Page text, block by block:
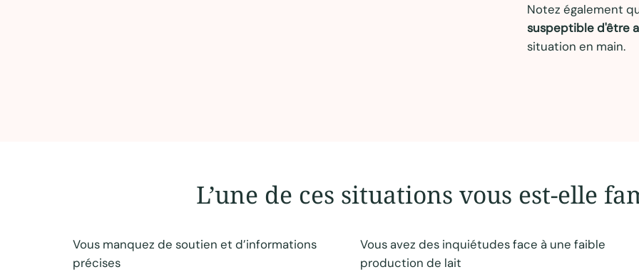
Notez également
suspeptible d'être
situation en main.
L’une de ces situations vous est-elle
Vous manquez de soutien et d’informations
précises
Vous avez des inquiétudes face à une faible
production de lait